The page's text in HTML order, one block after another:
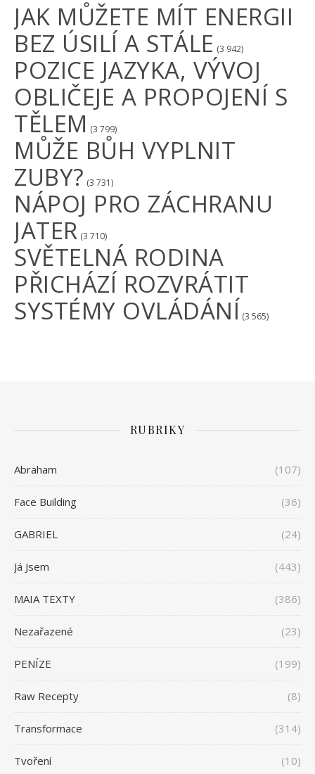
JAK MŮŽETE MÍT ENERGII
BEZ ÚSILÍ A STÁLE (3 942)
POZICE JAZYKA, VÝVOJ
OBLIČEJE A PROPOJENÍ S
TĚLEM (3 799)
MŮŽE BŮH VYPLNIT
ZUBY? (3 731)
NÁPOJ PRO ZÁCHRANU
JATER (3 710)
SVĚTELNÁ RODINA
PŘICHÁZÍ ROZVRÁTIT
SYSTÉMY OVLÁDÁNÍ (3 565)
RUBRIKY
Abraham (107)
Face Building (36)
GABRIEL (24)
Já Jsem (443)
MAIA TEXTY (386)
Nezařazené (23)
PENÍZE (199)
Raw Recepty (8)
Transformace (314)
Tvoření (10)